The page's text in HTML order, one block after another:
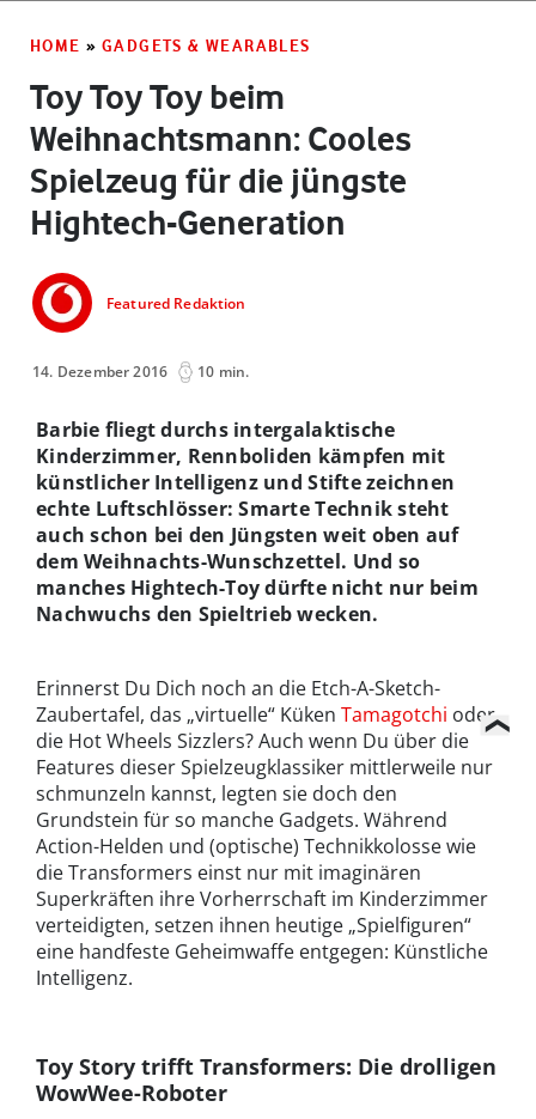
HOME » GADGETS & WEARABLES
Toy Toy Toy beim
Weihnachtsmann: Cooles
Spielzeug für die jüngste
Hightech-Generation
Featured Redaktion
14. Dezember 2016 10 min.
Barbie fliegt durchs intergalaktische
Kinderzimmer, Rennboliden kämpfen mit
künstlicher Intelligenz und Stifte zeichnen
echte Luftschlösser: Smarte Technik steht
auch schon bei den Jüngsten weit oben auf
dem Weihnachts-Wunschzettel. Und so
manches Hightech-Toy dürfte nicht nur beim
Nachwuchs den Spieltrieb wecken.
Erinnerst Du Dich noch an die Etch-A-Sketch-
Zaubertafel, das „virtuelle“ Küken Tamagotchi oder
die Hot Wheels Sizzlers? Auch wenn Du über die
Features dieser Spielzeugklassiker mittlerweile nur
schmunzeln kannst, legten sie doch den
Grundstein für so manche Gadgets. Während
Action-Helden und (optische) Technikkolosse wie
die Transformers einst nur mit imaginären
Superkräften ihre Vorherrschaft im Kinderzimmer
verteidigten, setzen ihnen heutige „Spielfiguren“
eine handfeste Geheimwaffe entgegen: Künstliche
Intelligenz.
Toy Story trifft Transformers: Die drolligen
WowWee-Roboter